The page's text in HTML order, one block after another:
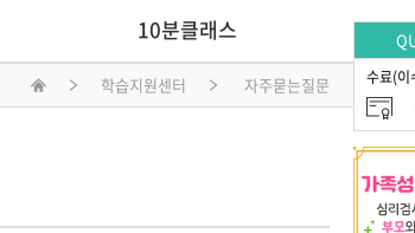
수료(이
10분클래스
놀이 속 돋보기-
교사 지원 어떻게 해야 할까요?
학습지원센터 자주묻는질문